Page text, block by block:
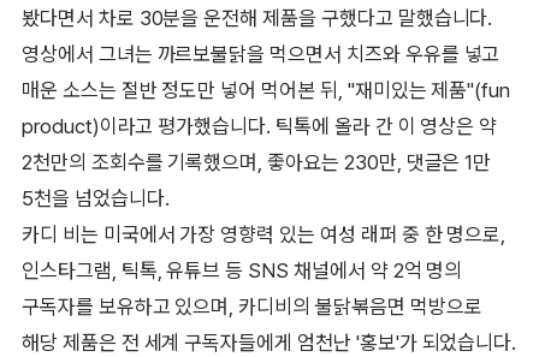
봤다면서 차로 30분을 운전해 제품을 구했다고 말했습니다.
영상에서 그녀는 까르보불닭을 먹으면서 치즈와 우유를 넣고
매운 소스는 절반 정도만 넣어 먹어본 뒤, "재미있는 제품"(fun
product)이라고 평가했습니다. 틱톡에 올라 간 이 영상은 약
2천만의 조회수를 기록했으며, 좋아요는 230만, 댓글은 1만
5천을 넘었습니다.
카디 비는 미국에서 가장 영향력 있는 여성 래퍼 중 한 명으로,
인스타그램, 틱톡, 유튜브 등 SNS 채널에서 약 2억 명의
구독자를 보유하고 있으며, 카디비의 불닭볶음면 먹방으로
해당 제품은 전 세계 구독자들에게 엄천난 '홍보'가 되었습니다.